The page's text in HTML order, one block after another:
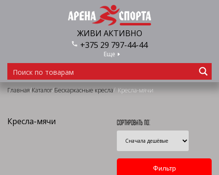
ЖИВИ АКТИВНО
+375 29 797-44-44
Еще
Главная/Каталог/Бескаркасные кресла/ Кресла-мячи
Кресла-мячи Сортировать по: